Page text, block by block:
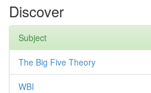
Discover
Subject
The Big Five Theory
WBI